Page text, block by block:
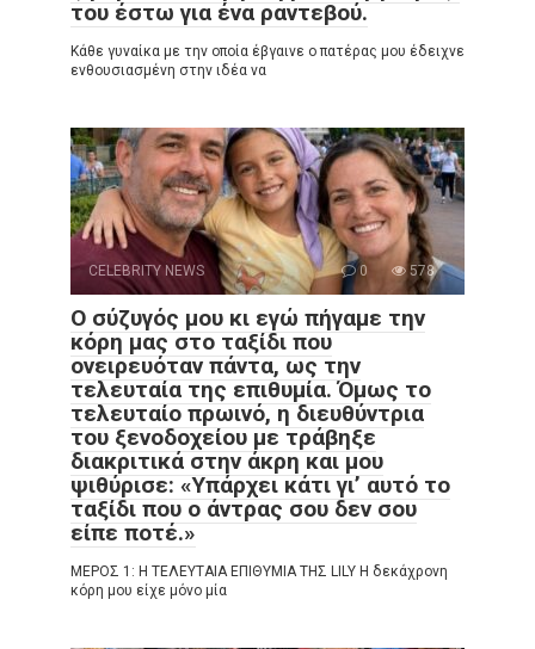
του έστω για ένα ραντεβού.
Κάθε γυναίκα με την οποία έβγαινε ο πατέρας μου έδειχνε
ενθουσιασμένη στην ιδέα να
CELEBRITY NEWS 0 578
Ο σύζυγός μου κι εγώ πήγαμε την
κόρη μας στο ταξίδι που
ονειρευόταν πάντα, ως την
τελευταία της επιθυμία. Όμως το
τελευταίο πρωινό, η διευθύντρια
του ξενοδοχείου με τράβηξε
διακριτικά στην άκρη και μου
ψιθύρισε: «Υπάρχει κάτι γι’ αυτό το
ταξίδι που ο άντρας σου δεν σου
είπε ποτέ.»
ΜΕΡΟΣ 1: Η ΤΕΛΕΥΤΑΙΑ ΕΠΙΘΥΜΙΑ ΤΗΣ LILY Η δεκάχρονη
κόρη μου είχε μόνο μία